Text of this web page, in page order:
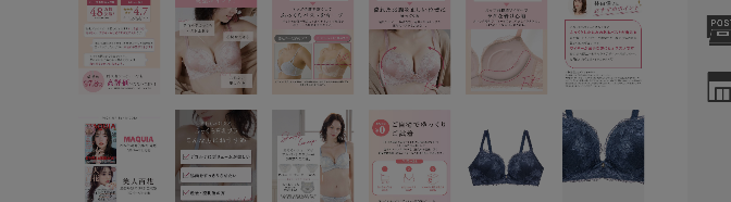
F65 F70 F75 F80
G65 G70 G75
H70 H75
S